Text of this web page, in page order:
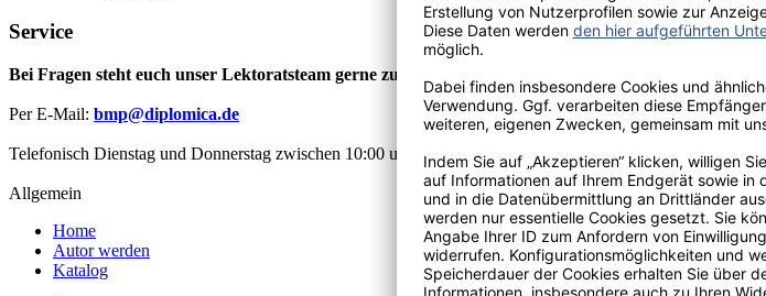
Service
Bei Fragen steht euch unser Lektoratsteam gerne zur Verfügung:
Per E-Mail: bmp@diplomica.de
Telefonisch Dienstag und Donnerstag zwischen 10:00 und 12:00 Uhr sowie Mittwoch 14:00 bis 15:00 Uhr:
Allgemein
Home
Autor werden
Katalog